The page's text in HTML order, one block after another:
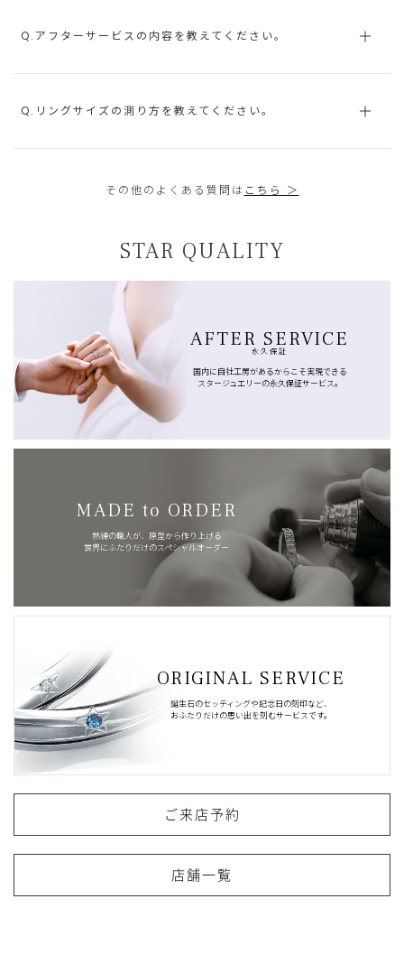
Q.アフターサービスの内容を教えてください。
Q.リングサイズの測り方を教えてください。
その他のよくある質問は こちら ＞
STAR QUALITY
AFTER SERVICE
永久保証
国内に自社工房があるからこそ実現できる
スタージュエリーの永久保証サービス。
MADE to ORDER
熟練の職人が、原型から作り上げる
世界にふたりだけのスペシャルオーダー
ORIGINAL SERVICE
誕生石のセッティングや記念日の刻印など、
おふたりだけの思い出を刻むサービスです。
ご来店予約
店舗一覧